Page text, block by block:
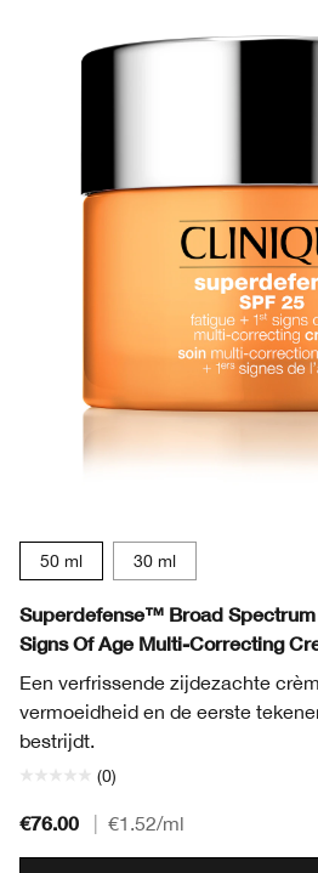
50 ml 30 ml
Superdefense™ Broad Spectrum
Signs Of Age Multi-Correcting
Een verfrissende zijdezachte
vermoeidheid en de eerste
bestrijdt.
(0)
€76.00 €1.52/ml